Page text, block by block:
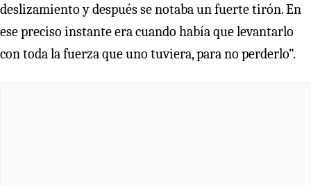
deslizamiento y después se notaba un fuerte tirón. En
ese preciso instante era cuando había que levantarlo
con toda la fuerza que uno tuviera, para no perderlo”.